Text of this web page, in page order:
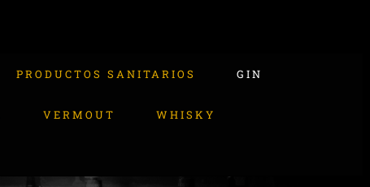
PRODUCTOS SANITARIOS GIN
VERMOUT WHISKY